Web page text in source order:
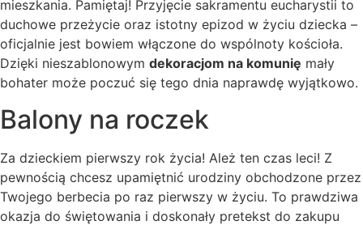
mieszkania. Pamiętaj! Przyjęcie sakramentu eucharystii to
duchowe przeżycie oraz istotny epizod w życiu dziecka –
oficjalnie jest bowiem włączone do wspólnoty kościoła.
Dzięki nieszablonowym dekoracjom na komunię mały
bohater może poczuć się tego dnia naprawdę wyjątkowo.
Balony na roczek
Za dzieckiem pierwszy rok życia! Ależ ten czas leci! Z
pewnością chcesz upamiętnić urodziny obchodzone przez
Twojego berbecia po raz pierwszy w życiu. To prawdziwa
okazja do świętowania i doskonały pretekst do zakupu